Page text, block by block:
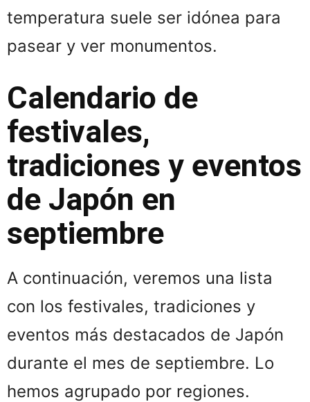
temperatura suele ser idónea para
pasear y ver monumentos.
Calendario de
festivales,
tradiciones y eventos
de Japón en
septiembre
A continuación, veremos una lista
con los festivales, tradiciones y
eventos más destacados de Japón
durante el mes de septiembre. Lo
hemos agrupado por regiones.